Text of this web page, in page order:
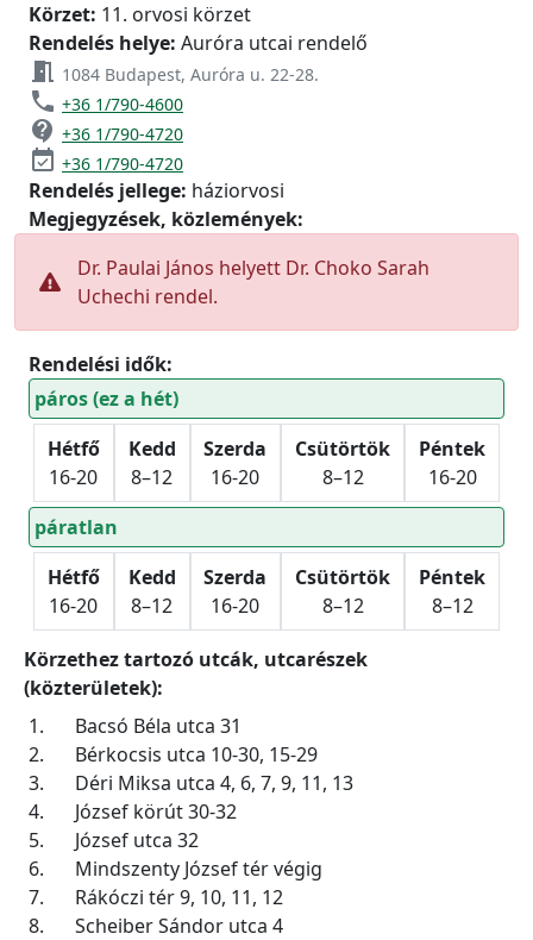
Körzet: 11. orvosi körzet
Rendelés helye: Auróra utcai rendelő
meeting_room 1084 Budapest, Auróra u. 22-28.
phone +36 1/790-4600
contact_support +36 1/790-4720
event_available +36 1/790-4720
Rendelés jellege: háziorvosi
Megjegyzések, közlemények:
Dr. Paulai János helyett Dr. Choko Sarah
Uchechi rendel.
Rendelési idők:
páros (ez a hét)
Hétfő
16-20
Kedd
8–12
Szerda
16-20
Csütörtök
8–12
Péntek
16-20
páratlan
Hétfő
16-20
Kedd
8–12
Szerda
16-20
Csütörtök
8–12
Péntek
8–12
Körzethez tartozó utcák, utcarészek
(közterületek):
1.
Bacsó Béla utca 31
2.
Bérkocsis utca 10-30, 15-29
3.
Déri Miksa utca 4, 6, 7, 9, 11, 13
4.
József körút 30-32
5.
József utca 32
6.
Mindszenty József tér végig
7.
Rákóczi tér 9, 10, 11, 12
8.
Scheiber Sándor utca 4